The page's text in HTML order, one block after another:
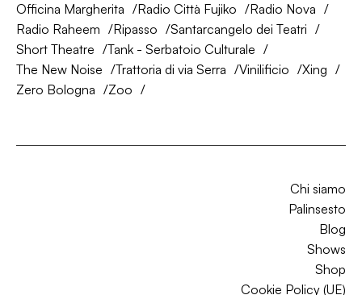
Officina Margherita
Radio Città Fujiko
Radio Nova
Radio Raheem
Ripasso
Santarcangelo dei Teatri
Short Theatre
Tank - Serbatoio Culturale
The New Noise
Trattoria di via Serra Vinilificio
Xing
Zero Bologna
Zoo
Chi siamo
Palinsesto
Blog
Shows
Shop
Cookie Policy (UE)